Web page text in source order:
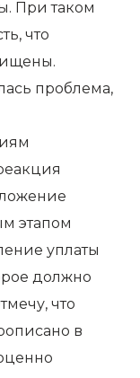
При таком
что
проблема,
этапом
уплаты
должно
что
в